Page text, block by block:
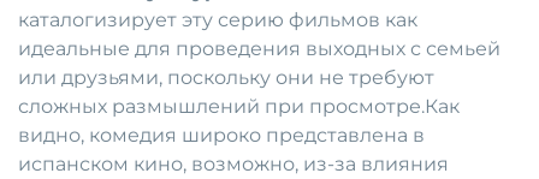
каталогизирует эту серию фильмов как
идеальные для проведения выходных с семьей
или друзьями, поскольку они не требуют
сложных размышлений при просмотре.Как
видно, комедия широко представлена ​​в
испанском кино, возможно, из-за влияния